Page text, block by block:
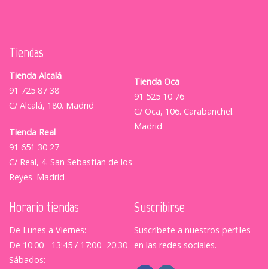
Tiendas
Tienda Alcalá
91 725 87 38
C/ Alcalá, 180. Madrid
Tienda Real
91 651 30 27
C/ Real, 4. San Sebastian de los
Reyes. Madrid
Tienda Oca
91 525 10 76
C/ Oca, 106. Carabanchel.
Madrid
Horario tiendas
De Lunes a Viernes:
De 10:00 - 13:45 / 17:00- 20:30
Sábados:
Suscribirse
Suscríbete a nuestros perfiles
en las redes sociales.